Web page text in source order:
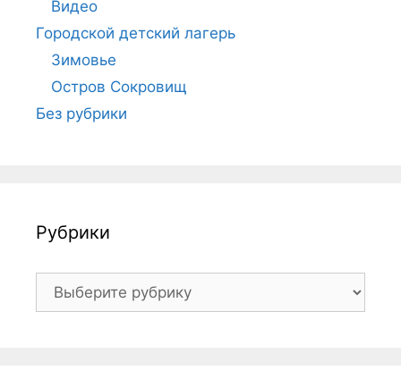
Видео
Городской детский лагерь
Зимовье
Остров Сокровищ
Без рубрики
Рубрики
Рубрики